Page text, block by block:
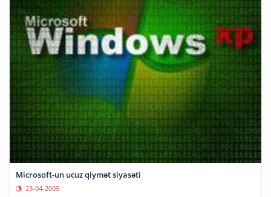
Microsoft-un ucuz qiymət siyasəti
23-04-2009